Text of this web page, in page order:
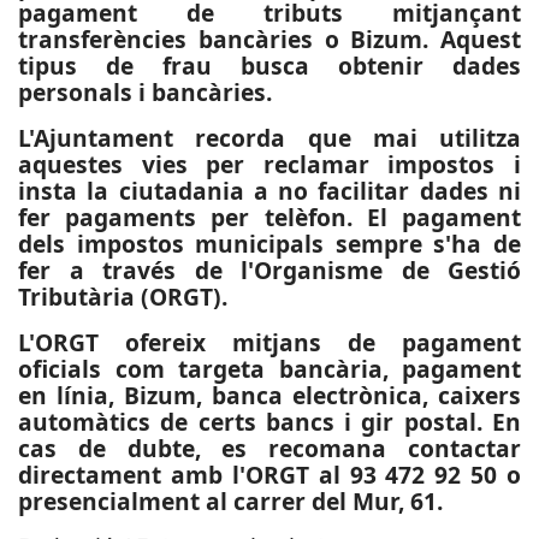
pagament de tributs mitjançant
transferències bancàries o Bizum. Aquest
tipus de frau busca obtenir dades
personals i bancàries.
L'Ajuntament recorda que mai utilitza
aquestes vies per reclamar impostos i
insta la ciutadania a no facilitar dades ni
fer pagaments per telèfon. El pagament
dels impostos municipals sempre s'ha de
fer a través de l'Organisme de Gestió
Tributària (ORGT).
L'ORGT ofereix mitjans de pagament
oficials com targeta bancària, pagament
en línia, Bizum, banca electrònica, caixers
automàtics de certs bancs i gir postal. En
cas de dubte, es recomana contactar
directament amb l'ORGT al 93 472 92 50 o
presencialment al carrer del Mur, 61.